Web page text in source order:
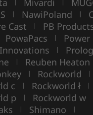
| |
| NawiPoland |
Cast | PB
PowaPacs | Power
|
| Reuben Heaton
| Rockworld |
c | Rockworld ł |
p | Rockworld w
| Shimano |